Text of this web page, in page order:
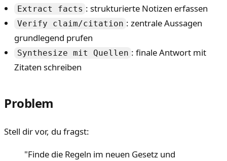
Extract facts : strukturierte Notizen erfassen
Verify claim/citation : zentrale Aussagen
grundlegend prufen
Synthesize mit Quellen : finale Antwort mit
Zitaten schreiben
Problem
Stell dir vor, du fragst:
"Finde die Regeln im neuen Gesetz und